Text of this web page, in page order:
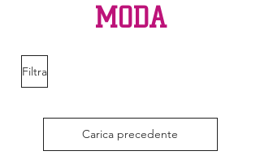
MODA
Filtra
Carica precedente